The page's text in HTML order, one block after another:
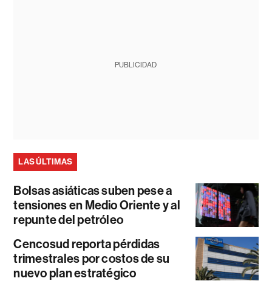
PUBLICIDAD
LAS ÚLTIMAS
Bolsas asiáticas suben pese a
tensiones en Medio Oriente y al
repunte del petróleo
Cencosud reporta pérdidas
trimestrales por costos de su
nuevo plan estratégico